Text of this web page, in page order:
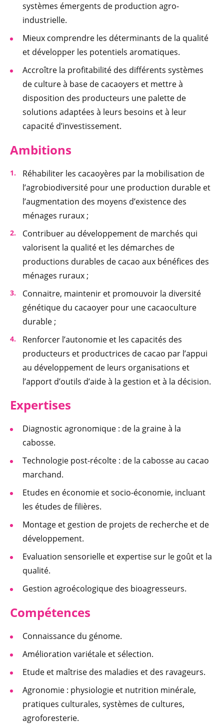
systèmes émergents de production agro-
industrielle.
Mieux comprendre les déterminants de la qualité
et développer les potentiels aromatiques.
Accroître la profitabilité des différents systèmes
de culture à base de cacaoyers et mettre à
disposition des producteurs une palette de
solutions adaptées à leurs besoins et à leur
capacité d’investissement.
Ambitions
Réhabiliter les cacaoyères par la mobilisation de
l’agrobiodiversité pour une production durable et
l’augmentation des moyens d’existence des
ménages ruraux ;
Contribuer au développement de marchés qui
valorisent la qualité et les démarches de
productions durables de cacao aux bénéfices des
ménages ruraux ;
Connaitre, maintenir et promouvoir la diversité
génétique du cacaoyer pour une cacaoculture
durable ;
Renforcer l’autonomie et les capacités des
producteurs et productrices de cacao par l’appui
au développement de leurs organisations et
l’apport d’outils d’aide à la gestion et à la décision.
Expertises
Diagnostic agronomique : de la graine à la
cabosse.
Technologie post-récolte : de la cabosse au cacao
marchand.
Etudes en économie et socio-économie, incluant
les études de filières.
Montage et gestion de projets de recherche et de
développement.
Evaluation sensorielle et expertise sur le goût et la
qualité.
Gestion agroécologique des bioagresseurs.
Compétences
Connaissance du génome.
Amélioration variétale et sélection.
Etude et maîtrise des maladies et des ravageurs.
Agronomie : physiologie et nutrition minérale,
pratiques culturales, systèmes de cultures,
agroforesterie.